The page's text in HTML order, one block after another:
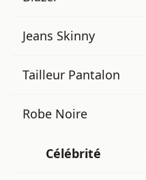
Jeans Skinny
Tailleur Pantalon
Robe Noire
Célébrité